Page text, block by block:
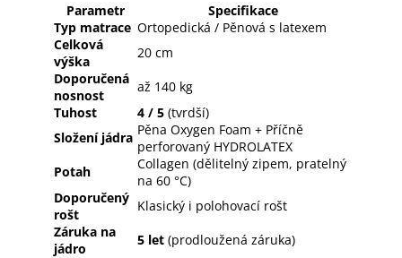
Parametr
Specifikace
Typ matrace Ortopedická / Pěnová s latexem
Celková
výška
20 cm
Doporučená
nosnost
až 140 kg
Tuhost
4 / 5 (tvrdší)
Složení jádra Pěna Oxygen Foam + Příčně
perforovaný HYDROLATEX
Potah
Collagen (dělitelný zipem, pratelný
na 60 °C)
Doporučený
rošt
Klasický i polohovací rošt
Záruka na
jádro
5 let (prodloužená záruka)